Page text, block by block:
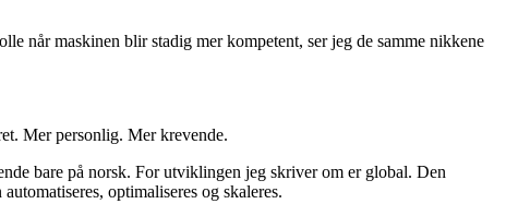
når maskinen blir stadig mer kompetent, ser jeg de samme nikkene
Mer personlig. Mer krevende.
bare på norsk. For utviklingen jeg skriver om er global. Den
optimaliseres og skaleres.